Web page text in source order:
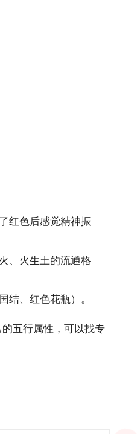
红色后感觉精神振
、火生土的流通格
结、红色花瓶）。
五行属性，可以找专